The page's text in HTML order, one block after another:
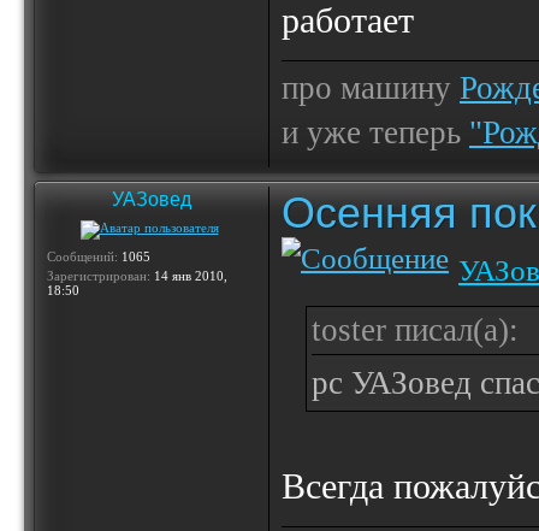
работает
про машину
и уже теперь
УАЗовед
Сообщений: 1065
Зарегистрирован: 14 янв 2010,
18:50
Осенняя
toster писал(а):
рс УАЗовед
Всегда